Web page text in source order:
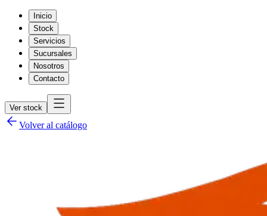
Inicio
Stock
Servicios
Sucursales
Nosotros
Contacto
Ver stock
Volver al catálogo